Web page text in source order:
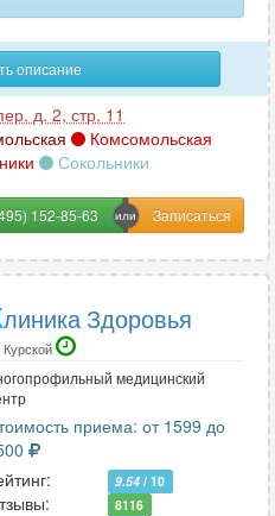
описание
д. 2, стр. 11
Комсомольская
Сокольники
152-85-63
линика Здоровья
Курской
медицинский
приема: от 1599 до
9.54 / 10
8116